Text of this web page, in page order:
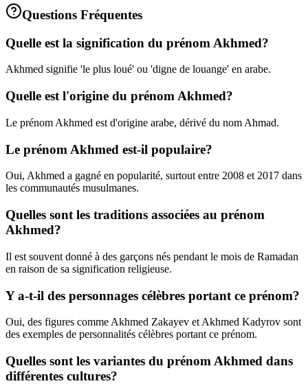
Questions Fréquentes
Quelle est la signification du prénom Akhmed?
Akhmed signifie 'le plus loué' ou 'digne de louange' en arabe.
Quelle est l'origine du prénom Akhmed?
Le prénom Akhmed est d'origine arabe, dérivé du nom Ahmad.
Le prénom Akhmed est-il populaire?
Oui, Akhmed a gagné en popularité, surtout entre 2008 et 2017 dans
les communautés musulmanes.
Quelles sont les traditions associées au prénom
Akhmed?
Il est souvent donné à des garçons nés pendant le mois de Ramadan
en raison de sa signification religieuse.
Y a-t-il des personnages célèbres portant ce prénom?
Oui, des figures comme Akhmed Zakayev et Akhmed Kadyrov sont
des exemples de personnalités célèbres portant ce prénom.
Quelles sont les variantes du prénom Akhmed dans
différentes cultures?